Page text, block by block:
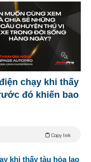
chạy khi thấy
đó khiến bao
Copy link
khi thấy tàu hỏa lao